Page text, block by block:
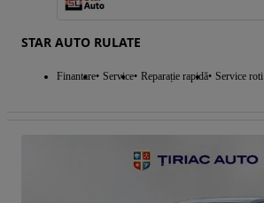
STAR AUTO RULATE
Finantare Service Reparație rapidă Service roti